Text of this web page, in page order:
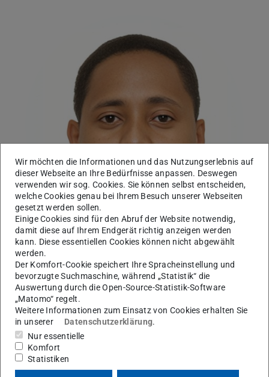
Arbeitsgebiet(e)
Hochfrequenz-Effekte in elektrischen Maschinen
Kontakt
adisu.afeta@eas.tu-...
Wir möchten die Informationen und das Nutzungserlebnis auf
dieser Webseite an Ihre Bedürfnisse anpassen. Deswegen
verwenden wir sog. Cookies. Sie können selbst entscheiden,
welche Cookies genau bei Ihrem Besuch unserer Webseiten
gesetzt werden sollen.
Einige Cookies sind für den Abruf der Website notwendig,
damit diese auf Ihrem Endgerät richtig anzeigen werden
kann. Diese essentiellen Cookies können nicht abgewählt
werden.
Der Komfort-Cookie speichert Ihre Spracheinstellung und
bevorzugte Suchmaschine, während „Statistik“ die
Auswertung durch die Open-Source-Statistik-Software
„Matomo“ regelt.
Weitere Informationen zum Einsatz von Cookies erhalten Sie
in unserer
Datenschutzerklärung.
Nur essentielle
Komfort
Statistiken